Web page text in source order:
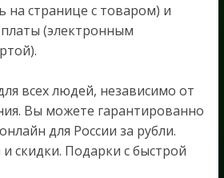
на странице с товаром) и
(электронным
всех людей, независимо от
Вы можете гарантированно
для России за рубли.
скидки. Подарки с быстрой